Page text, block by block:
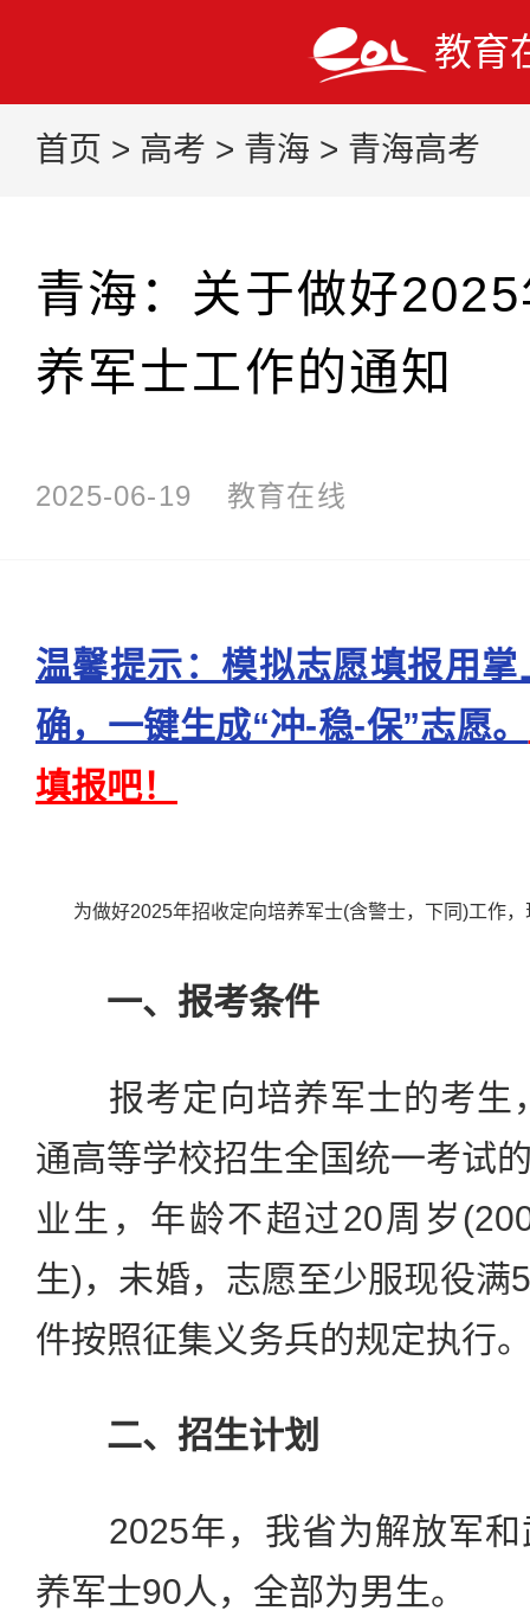
教育
首页 > 高考 > 青海 > 青海高考
青海：关于做好
养军士工作的通知
2025-06-19 教育在线
温馨提示：模拟志愿填报用
确，一键生成“冲-稳-保”志愿。
填报吧！
为做好2025年招收定向培养军士(含警士，下同)工作，
一、报考条件
报考定向培养军士的考生
通高等学校招生全国统一考试
业生，年龄不超过20周岁
生)，未婚，志愿至少服现役满
件按照征集义务兵的规定执行
二、招生计划
2025年，我省为解放军和
养军士90人，全部为男生。